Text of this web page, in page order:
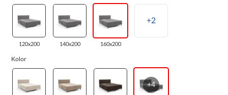
120x200 140x200 160x200
+2
Kolor
+4